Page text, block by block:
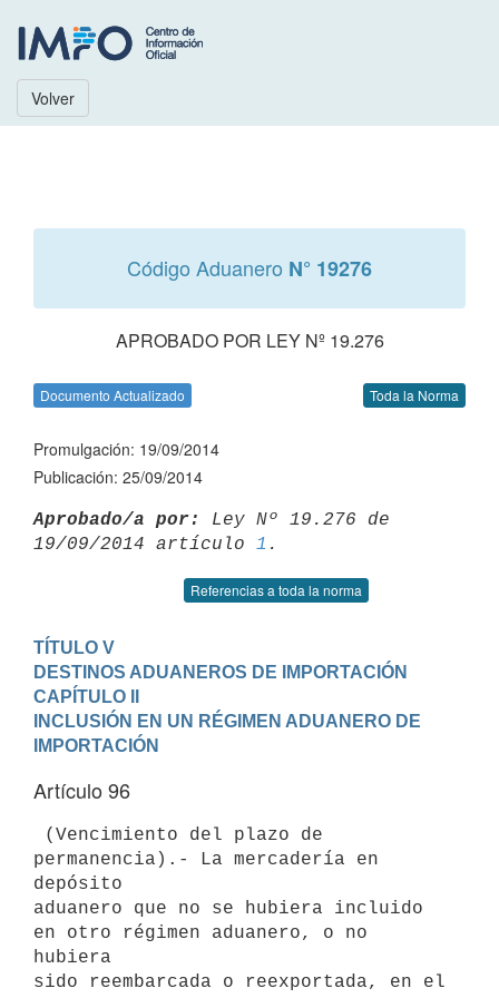
Volver
Código Aduanero N° 19276
APROBADO POR LEY Nº 19.276
Documento Actualizado Toda la Norma
Promulgación: 19/09/2014
Publicación: 25/09/2014
Aprobado/a por:
Ley Nº 19.276 de
19/09/2014 artículo 1
Referencias a toda la norma
TÍTULO V
DESTINOS ADUANEROS DE IMPORTACIÓN
CAPÍTULO II
INCLUSIÓN EN UN RÉGIMEN ADUANERO DE
IMPORTACIÓN
Artículo 96
permanencia).- La mercadería en
depósito
aduanero que no se hubiera incluido
en otro régimen aduanero, o no
hubiera
sido reembarcada o reexportada, en el